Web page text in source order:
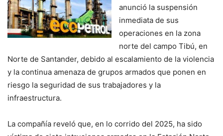
anunció la suspensión
inmediata de sus
operaciones en la zona
norte del campo Tibú, en
Norte de Santander, debido al escalamiento de la violencia
y la continua amenaza de grupos armados que ponen en
riesgo la seguridad de sus trabajadores y la
infraestructura.
La compañía reveló que, en lo corrido del 2025, ha sido